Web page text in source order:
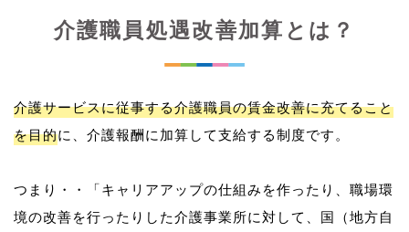
介護職員処遇改善加算とは？
介護サービスに従事する介護職員の賃金改善に充てること
を目的に、介護報酬に加算して支給する制度です。
つまり・・「キャリアアップの仕組みを作ったり、職場環
境の改善を行ったりした介護事業所に対して、国（地方自